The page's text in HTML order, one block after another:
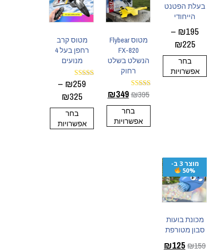
בעלת הפטנט
הייחודי
₪195
–
₪225
בחר
אפשרויות
מטוס Flybear
FX-820
הנשלט בשלט
רחוק
דורג
4.89
מתוך 5
₪395
₪349
בחר
אפשרויות
מטוס קרב
רחפן בעל 4
מנועים
דורג
מתוך 5
₪259
–
₪325
בחר
אפשרויות
מוצר 3 ב-
50%
מכונת בועות
סבון מטורפת
₪159
₪125